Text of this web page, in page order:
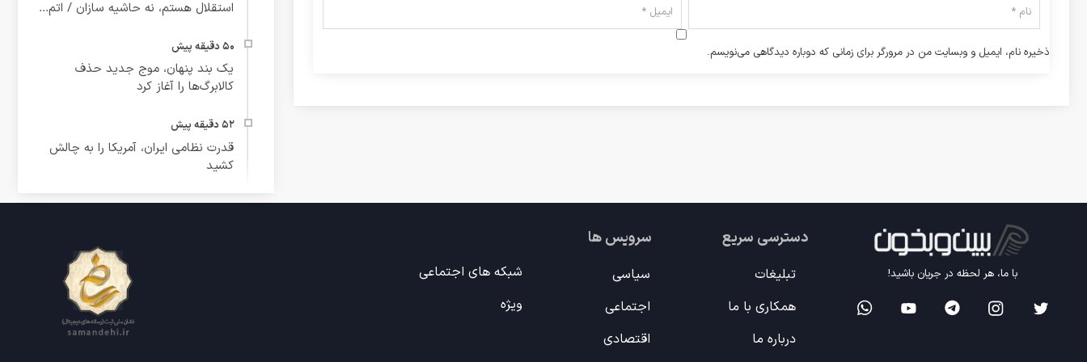
ذخیره نام، ایمیل و وبسایت من در مرورگر برای زمانی که دوباره دیدگاهی می‌نویسم.
استقلال هستم، نه حاشیه‌ سازان / اتم...
یک بند پنهان، موج جدید حذف
کالابرگ‌ها را آغاز کرد
قدرت نظامی ایران،‌ آمریکا را به چالش
کشید
با ما، هر لحظه در جریان باشید!
دسترسی سریع
تبلیغات
همکاری با ما
درباره ما
سرویس ها
سیاسی
اجتماعی
اقتصادی
شبکه های اجتماعی
ویژه